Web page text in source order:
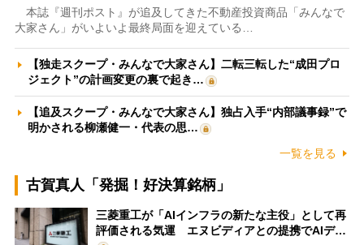
本誌『週刊ポスト』が追及してきた不動産投資商品「みんなで
大家さん」がいよいよ最終局面を迎えている…
【独走スクープ・みんなで大家さん】二転三転した“成田プロ
ジェクト”の計画変更の裏で起き…
【追及スクープ・みんなで大家さん】独占入手“内部議事録”で
明かされる柳瀬健一・代表の思…
一覧を見る
古賀真人「発掘！好決算銘柄」
三菱重工が「AIインフラの新たな主役」として再
評価される気運 エヌビディアとの提携でAIデ…